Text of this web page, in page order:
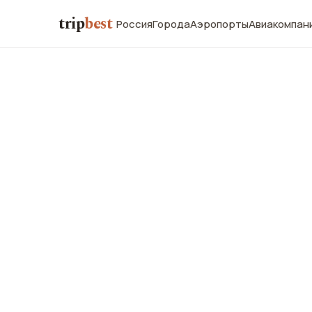
tripbest РоссияГородаАэропорты